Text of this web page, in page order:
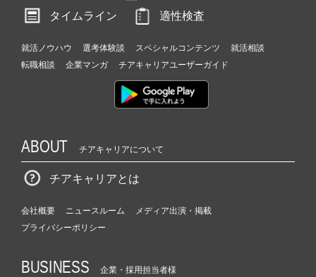
タイムライン
適性検査
就活ノウハウ 選考体験談 スペシャルコンテンツ
就活相談
転職相談
企業マンガ チアキャリアユーザーガイド
ABOUT チアキャリアについて
チアキャリアとは
会社概要 ニュースルーム
メディア出演・掲載
プライバシーポリシー
BUSINESS 企業・採用担当者様